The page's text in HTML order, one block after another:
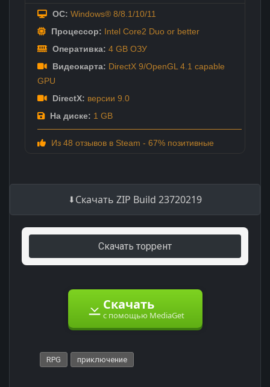
ОС: Windows® 8/8.1/10/11
Процессор: Intel Core2 Duo or better
Оперативка: 4 GB ОЗУ
Видеокарта: DirectX 9/OpenGL 4.1 capable
GPU
DirectX: версии 9.0
На диске: 1 GB
Из 48 отзывов в Steam - 67% позитивные
Скачать ZIP Build 23720219
Скачать торрент
Скачать
с помощью MediaGet
RPG приключение